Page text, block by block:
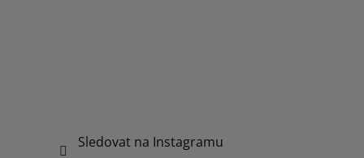
Sledovat na Instagramu